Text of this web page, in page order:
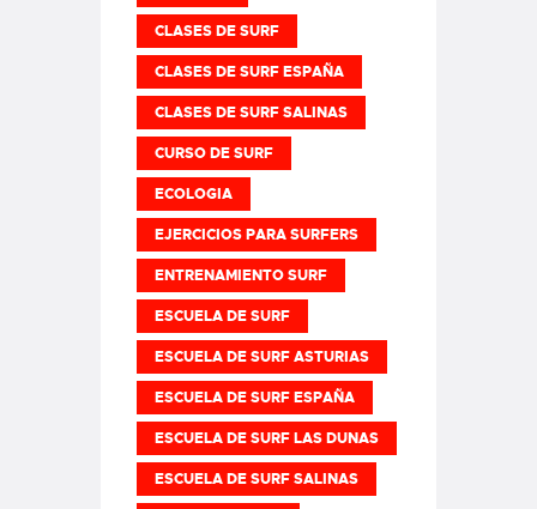
CLASES DE SURF
CLASES DE SURF ESPAÑA
CLASES DE SURF SALINAS
CURSO DE SURF
ECOLOGIA
EJERCICIOS PARA SURFERS
ENTRENAMIENTO SURF
ESCUELA DE SURF
ESCUELA DE SURF ASTURIAS
ESCUELA DE SURF ESPAÑA
ESCUELA DE SURF LAS DUNAS
ESCUELA DE SURF SALINAS